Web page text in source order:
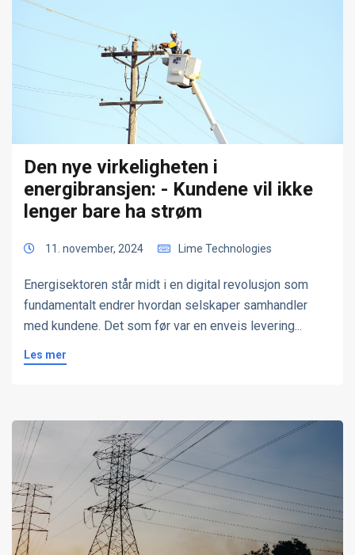
Den nye virkeligheten i
energibransjen: - Kundene vil ikke
lenger bare ha strøm
11. november, 2024 Lime Technologies
Energisektoren står midt i en digital revolusjon som
fundamentalt endrer hvordan selskaper samhandler
med kundene. Det som før var en enveis levering...
Les mer